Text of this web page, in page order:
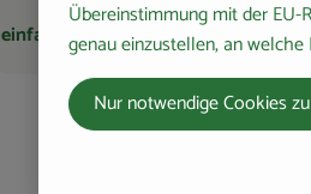
Schwierigkeit:
einfach 8Zutaten
Übereinstimmung mit der EU-
genau einzustellen, an
Nur notwendige Cookies